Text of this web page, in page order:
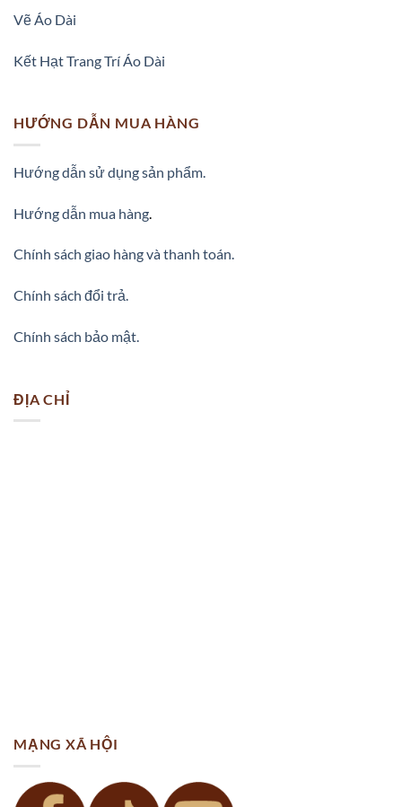
Vẽ Áo Dài
Kết Hạt Trang Trí Áo Dài
HƯỚNG DẪN MUA HÀNG
Hướng dẫn sử dụng sản phẩm.
Hướng dẫn mua hàng
Chính sách giao hàng và thanh toán.
Chính sách đổi trả.
Chính sách bảo mật.
ĐỊA CHỈ
MẠNG XÃ HỘI